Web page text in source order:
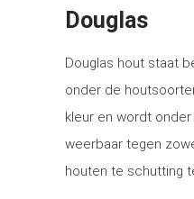
Douglas
Douglas hout staat
onder de
kleur en wordt
weerbaar tegen
houten te schutting